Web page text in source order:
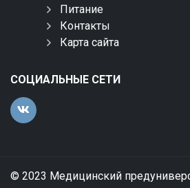
Питание
Контакты
Карта сайта
СОЦИАЛЬНЫЕ СЕТИ
© 2023 Медицинский